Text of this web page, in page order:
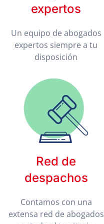
expertos
Un equipo de abogados
expertos siempre a tu
disposición
Red de
despachos
Contamos con una
extensa red de abogados